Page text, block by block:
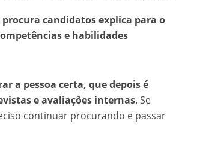
candidatos explica para o
e habilidades
a pessoa certa, que depois é
e avaliações internas. Se
continuar procurando e passar